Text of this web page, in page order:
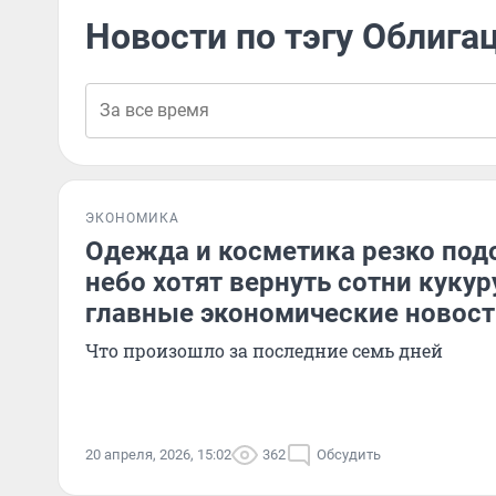
Новости по тэгу
ЭКОНОМИКА
Одежда и косметика резко
небо хотят вернуть сотни
главные экономические
Что произошло за последние семь дней
20 апреля, 2026, 15:02 362 Обсудить